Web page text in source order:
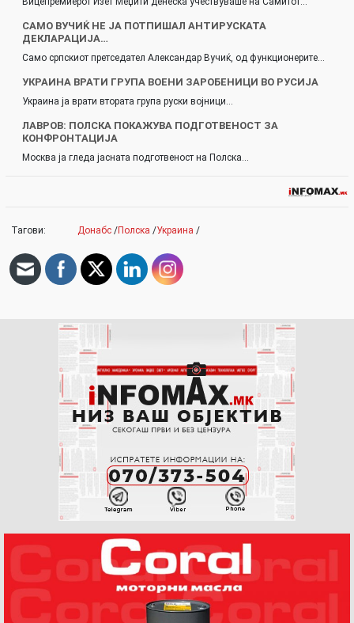
САМО ВУЧИЌ НЕ ЈА ПОТПИШАЛ АНТИРУСКАТА
ДЕКЛАРАЦИЈА…
Само српскиот претседател Александар Вучиќ, од функционерите…
УКРАИНА ВРАТИ ГРУПА ВОЕНИ ЗАРОБЕНИЦИ ВО РУСИЈА
Украина ја врати втората група руски војници…
ЛАВРОВ: ПОЛСКА ПОКАЖУВА ПОДГОТВЕНОСТ ЗА
КОНФРОНТАЦИЈА
Москва ја гледа јасната подготвеност на Полска…
Тагови: Донабс /Полска /Украина /